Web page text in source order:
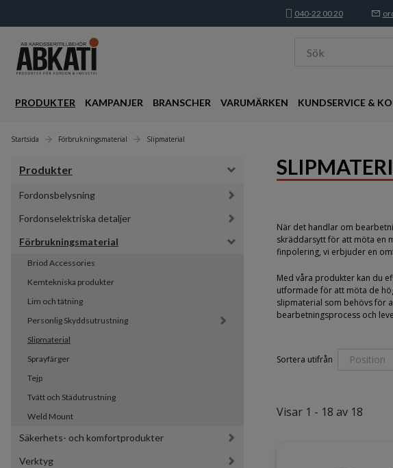
040-22 00 20
Sök
PRODUKTER KAMPANJER BRANSCHER VARUMÄRKEN KUNDSERVICE &
Startsida Förbrukningsmaterial Slipmaterial
Produkter
Fordonsbelysning
Fordonselektriska detaljer
Förbrukningsmaterial
Briod Accessories
Kemtekniska produkter
Lim och tätning
Personlig Skyddsutrustning
Slipmaterial
Sprayfärger
Tejp
Tvätt och Städutrustning
Weld Mount
Säkerhets- och komfortprodukter
Verktyg
När det handlar om
skräddarsytt för att möta en
finpolering, vi erbjuder en
Med våra produkter kan du
utformade för att möta de
slipmaterial som behövs för
bearbetningsprocess och
Sortera utifrån Position
Visar 1 - 18 av 18